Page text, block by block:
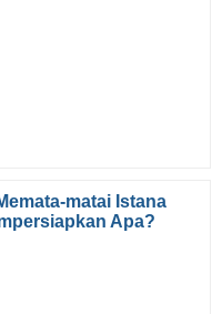
matai Istana
Apa?